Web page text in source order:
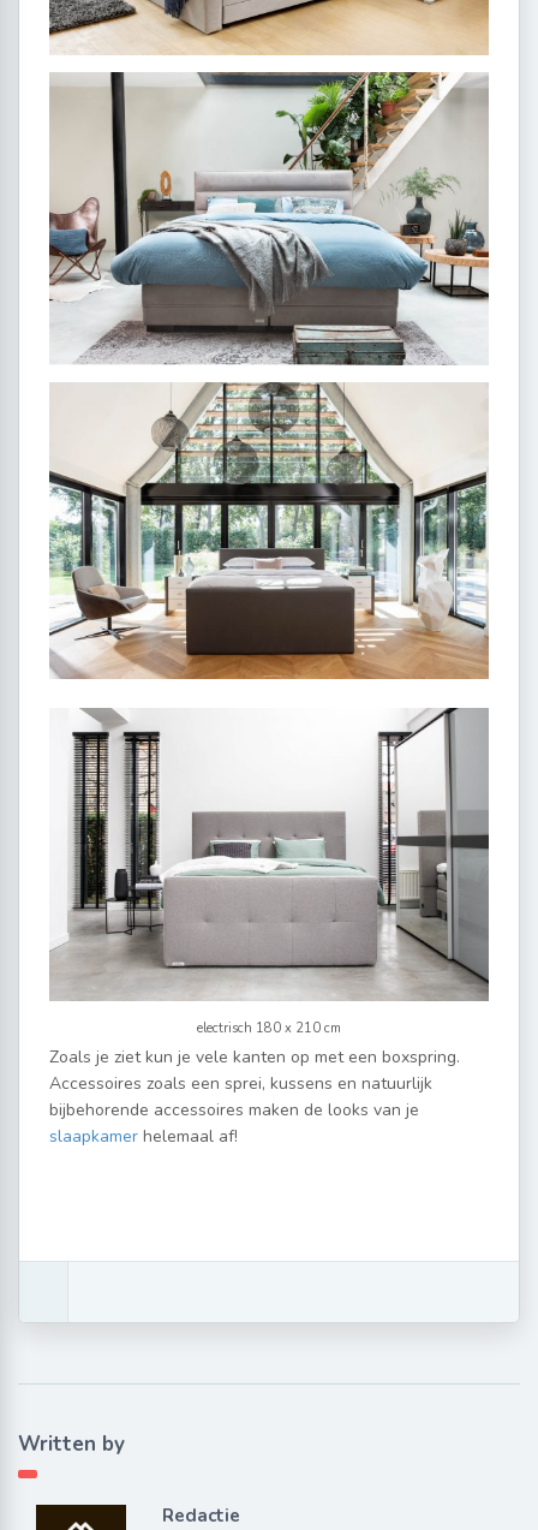
electrisch 180 x 210 cm
Zoals je ziet kun je vele kanten op met een boxspring.
Accessoires zoals een sprei, kussens en natuurlijk
bijbehorende accessoires maken de looks van je
slaapkamer helemaal af!
Written by
Redactie